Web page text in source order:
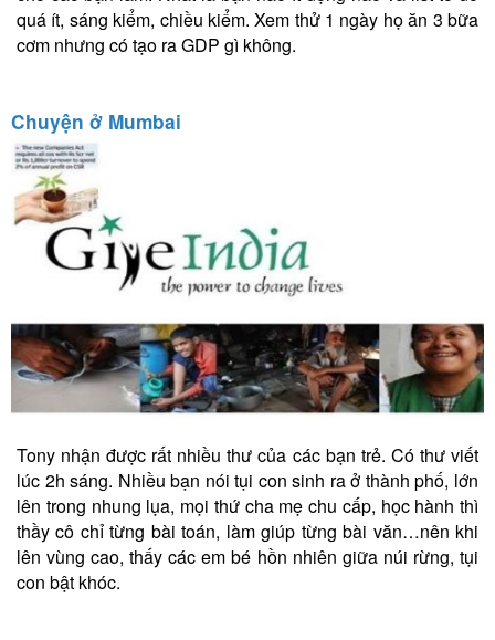
quá ít, sáng kiểm, chiều kiểm. Xem thử 1 ngày họ ăn 3 bữa
cơm nhưng có tạo ra GDP gì không.
Chuyện ở Mumbai
Tony nhận được rất nhiều thư của các bạn trẻ. Có thư viết
lúc 2h sáng. Nhiều bạn nói tụi con sinh ra ở thành phố, lớn
lên trong nhung lụa, mọi thứ cha mẹ chu cấp, học hành thì
thầy cô chỉ từng bài toán, làm giúp từng bài văn…nên khi
lên vùng cao, thấy các em bé hồn nhiên giữa núi rừng, tụi
con bật khóc.